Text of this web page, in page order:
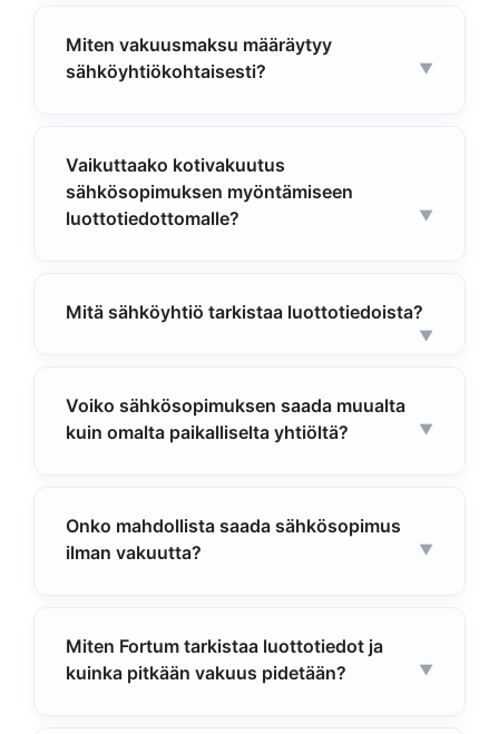
Miten vakuusmaksu määräytyy
sähköyhtiökohtaisesti?
Vaikuttaako kotivakuutus
sähkösopimuksen myöntämiseen
luottotiedottomalle?
Mitä sähköyhtiö tarkistaa luottotiedoista?
Voiko sähkösopimuksen saada muualta
kuin omalta paikalliselta yhtiöltä?
Onko mahdollista saada sähkösopimus
ilman vakuutta?
Miten Fortum tarkistaa luottotiedot ja
kuinka pitkään vakuus pidetään?